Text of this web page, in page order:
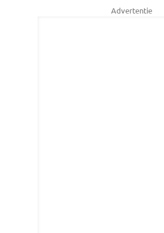
Advertentie